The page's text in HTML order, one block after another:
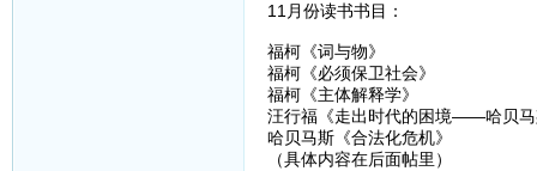
11月份读书书目：
福柯《词与物》
福柯《必须保卫社会》
福柯《主体解释学》
汪行福《走出时代的困境——哈贝马
哈贝马斯《合法化危机》
（具体内容在后面帖里）